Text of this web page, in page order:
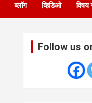
ब्लॉग व्हिडिओ विषय
Follow us